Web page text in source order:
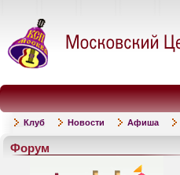
Клуб Новости Афиша
Форум